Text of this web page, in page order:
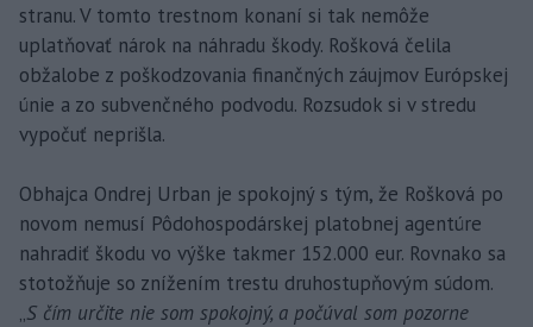
stranu. V tomto trestnom konaní si tak nemôže
uplatňovať nárok na náhradu škody. Rošková čelila
obžalobe z poškodzovania finančných záujmov Európskej
únie a zo subvenčného podvodu. Rozsudok si v stredu
vypočuť neprišla.
Obhajca Ondrej Urban je spokojný s tým, že Rošková po
novom nemusí Pôdohospodárskej platobnej agentúre
nahradiť škodu vo výške takmer 152.000 eur. Rovnako sa
stotožňuje so znížením trestu druhostupňovým súdom.
„S čím určite nie som spokojný, a počúval som pozorne